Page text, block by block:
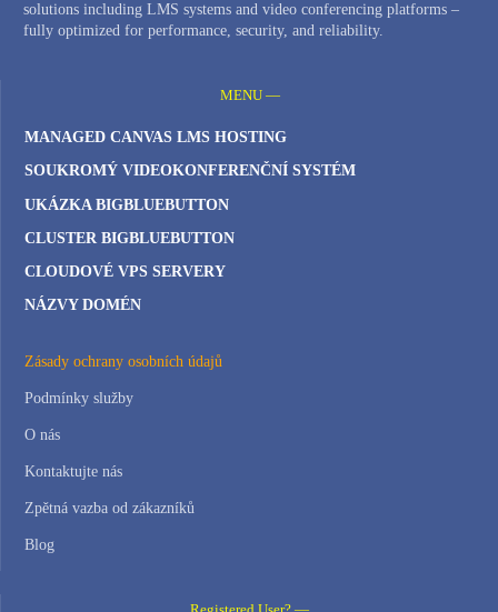
solutions including LMS systems and video conferencing platforms –
fully optimized for performance, security, and reliability.
MENU —
MANAGED CANVAS LMS HOSTING
SOUKROMÝ VIDEOKONFERENČNÍ SYSTÉM
UKÁZKA BIGBLUEBUTTON
CLUSTER BIGBLUEBUTTON
CLOUDOVÉ VPS SERVERY
NÁZVY DOMÉN
Zásady ochrany osobních údajů
Podmínky služby
O nás
Kontaktujte nás
Zpětná vazba od zákazníků
Blog